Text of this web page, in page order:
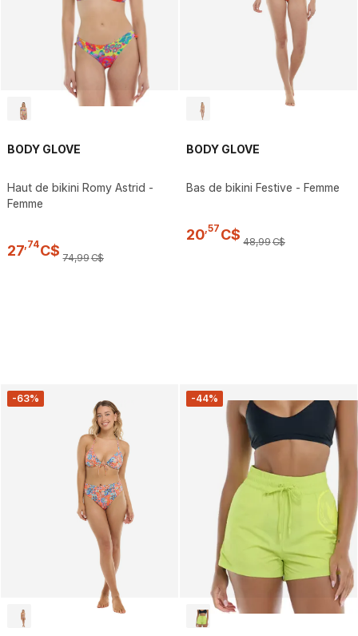
BODY GLOVE
Haut de bikini Romy Astrid -
Femme
27,74C$ 74,99C$
BODY GLOVE
Bas de bikini Festive - Femme
20,57 C$ 48,99C$
-63% -44%